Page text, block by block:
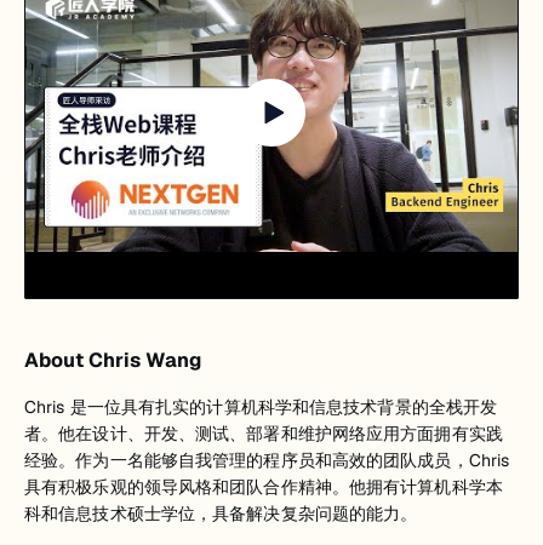
About Chris Wang
Chris 是一位具有扎实的计算机科学和信息技术背景的全栈开发
者。他在设计、开发、测试、部署和维护网络应用方面拥有实践
经验。作为一名能够自我管理的程序员和高效的团队成员，Chris
具有积极乐观的领导风格和团队合作精神。他拥有计算机科学本
科和信息技术硕士学位，具备解决复杂问题的能力。